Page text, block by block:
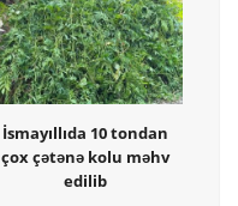
İsmayıllıda 10 tondan
çox çətənə kolu məhv
edilib